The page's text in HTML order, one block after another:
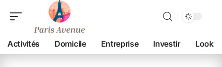
Activités Domicile Entreprise Investir Look